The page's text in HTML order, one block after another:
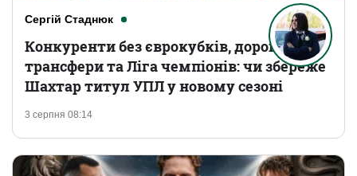
Сергій Стаднюк
3 серпня 08:14
Конкуренти без єврокубків, дорогі
трансфери та Ліга чемпіонів: чи збереже
Шахтар титул УПЛ у новому сезоні